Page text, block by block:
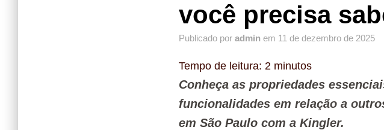
você precisa
Publicado por admin em 11 de dezembro de 2025
Tempo de leitura: 2 minutos
Conheça as propriedades
funcionalidades em relação a
em São Paulo com a Kingler.